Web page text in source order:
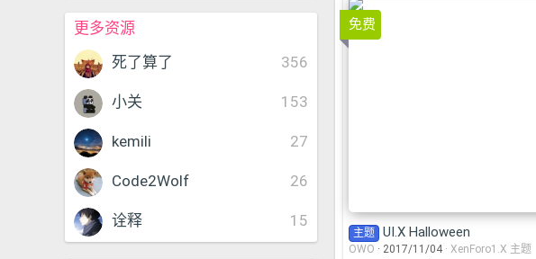
更多资源
356
死了算了
153
小关
27
kemili
26
Code2Wolf
15
诠释
免费
UI.X Halloween
主题 UI.X Halloween
OWO 2017/11/04
XenForo1.X 主题